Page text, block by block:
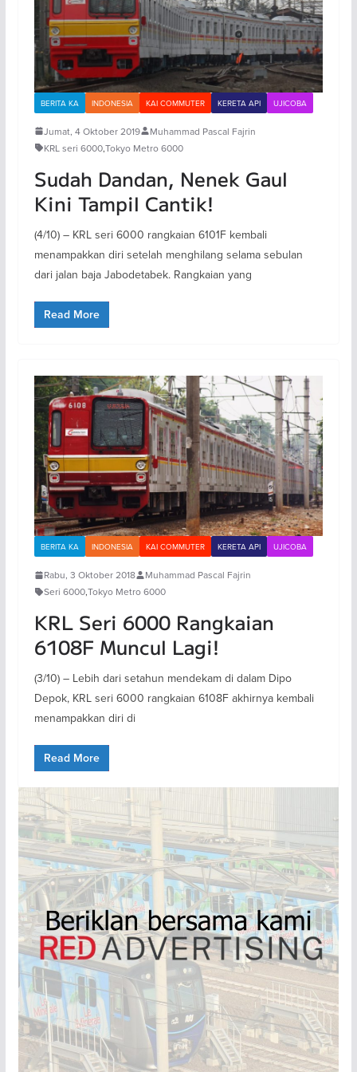
BERITA KA INDONESIA KAI COMMUTER KERETA API UJICOBA
Jumat, 4 Oktober 2019
Muhammad Pascal Fajrin
KRL seri 6000,Tokyo Metro 6000
Sudah Dandan, Nenek Gaul
Kini Tampil Cantik!
(4/10) – KRL seri 6000 rangkaian 6101F kembali
menampakkan diri setelah menghilang selama sebulan
dari jalan baja Jabodetabek. Rangkaian yang
Read More
BERITA KA INDONESIA KAI COMMUTER KERETA API UJICOBA
Rabu, 3 Oktober 2018
Muhammad Pascal Fajrin
Seri 6000,Tokyo Metro 6000
KRL Seri 6000 Rangkaian
6108F Muncul Lagi!
(3/10) – Lebih dari setahun mendekam di dalam Dipo
Depok, KRL seri 6000 rangkaian 6108F akhirnya kembali
menampakkan diri di
Read More